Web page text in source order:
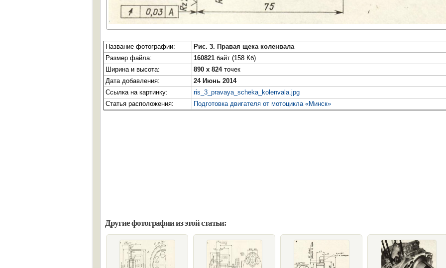
Название фотографии:
Рис. 3. Правая щека коленвала
Размер файла:
160821 байт (158 Кб)
Ширина и высота:
890 x 824точек
Дата добавления:
24 Июнь 2014
Ссылка на картинку:
ris_3_pravaya_scheka_kolenvala.jpg
Статья расположения:
Подготовка двигателя от мотоцикла «Минск»
Другие фотографии из этой статьи: